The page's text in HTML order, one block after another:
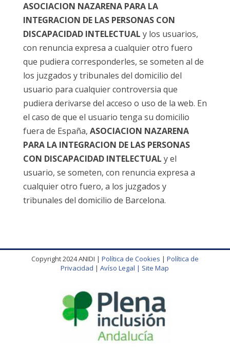
ASOCIACION NAZARENA PARA LA
INTEGRACION DE LAS PERSONAS CON
DISCAPACIDAD INTELECTUAL y los usuarios,
con renuncia expresa a cualquier otro fuero
que pudiera corresponderles, se someten al de
los juzgados y tribunales del domicilio del
usuario para cualquier controversia que
pudiera derivarse del acceso o uso de la web. En
el caso de que el usuario tenga su domicilio
fuera de España, ASOCIACION NAZARENA
PARA LA INTEGRACION DE LAS PERSONAS
CON DISCAPACIDAD INTELECTUAL y el
usuario, se someten, con renuncia expresa a
cualquier otro fuero, a los juzgados y
tribunales del domicilio de Barcelona.
Copyright 2024 ANIDI | Política de Cookies | Política de
Privacidad |Avíso Legal | Site Map